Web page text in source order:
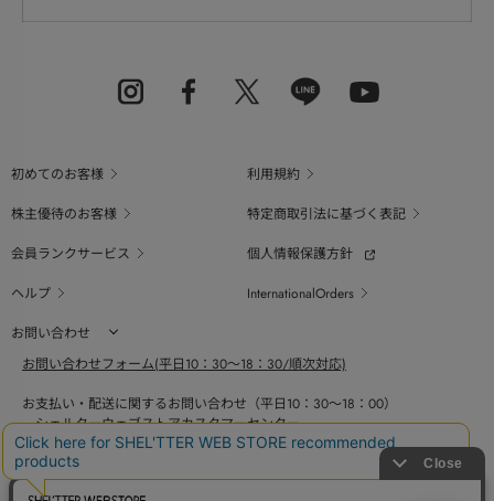
初めてのお客様
利用規約
株主優待のお客様
特定商取引法に基づく表記
会員ランクサービス
個人情報保護方針
ヘルプ
InternationalOrders
お問い合わせ
お問い合わせフォーム(平日10：30～18：30/順次対応)
お支払い・配送に関するお問い合わせ（平日10：30～18：00）
シェルターウェブストアカスタマーセンター
0800-123-6820
商品の素材、サイズ、仕様等に関するお問い合せ（平日10：30～18：00）
バロックジャパンリミテッドコールセンター